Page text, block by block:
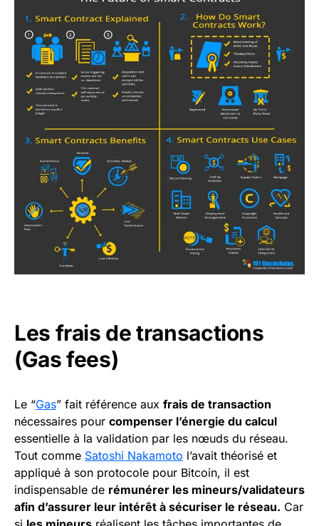
Les frais de transactions
(Gas fees)
Le “Gas” fait référence aux frais de transaction
nécessaires pour compenser l’énergie du calcul
essentielle à la validation par les nœuds du réseau.
Tout comme Satoshi Nakamoto l’avait théorisé et
appliqué à son protocole pour Bitcoin, il est
indispensable de rémunérer les mineurs/validateurs
afin d’assurer leur intérêt à sécuriser le réseau. Car